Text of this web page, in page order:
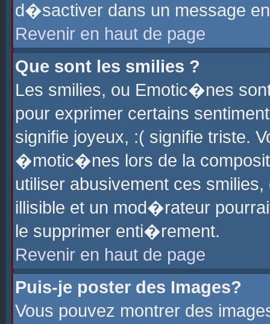
d�sactiver dans un message
Revenir en haut de page
Que sont les smilies ?
Les smilies, ou Emotic�nes
pour exprimer certains
signifie joyeux, :( signifie triste.
�motic�nes lors de la
utiliser abusivement ces
illisible et un mod�rateur
le supprimer enti�rement.
Revenir en haut de page
Puis-je poster des Images?
Vous pouvez montrer des